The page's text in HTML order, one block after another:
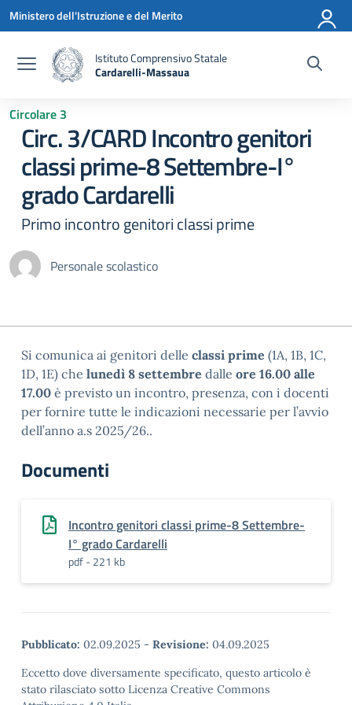
Vai ai contenuti
Vai al menu di navigazione
Vai al footer
Ministero dell'Istruzione e del Merito
Istituto Comprensivo Statale
Cardarelli-Massaua
Circolare 3
Circ. 3/CARD Incontro genitori
classi prime-8 Settembre-I°
grado Cardarelli
Primo incontro genitori classi prime
Personale scolastico
Si comunica ai genitori delle classi prime (1A, 1B, 1C,
1D, 1E) che lunedì 8 settembre dalle ore 16.00 alle
17.00 è previsto un incontro, presenza, con i docenti
per fornire tutte le indicazioni necessarie per l’avvio
dell’anno a.s 2025/26..
Documenti
Incontro genitori classi prime-8 Settembre-
I° grado Cardarelli
pdf - 221 kb
Pubblicato: 02.09.2025 - Revisione: 04.09.2025
Eccetto dove diversamente specificato, questo articolo è
stato rilasciato sotto Licenza Creative Commons